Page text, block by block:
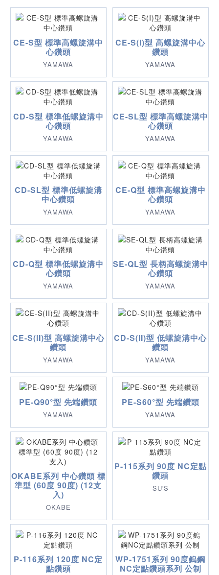
CE-S型 標準高螺旋溝中
心鑽頭
YAMAWA
CE-S(I)型 高螺旋溝中心
鑽頭
YAMAWA
CD-S型 標準低螺旋溝中
心鑽頭
YAMAWA
CE-SL型 標準高螺旋溝中
心鑽頭
YAMAWA
CD-SL型 標準低螺旋溝
中心鑽頭
YAMAWA
CE-Q型 標準高螺旋溝中
心鑽頭
YAMAWA
CD-Q型 標準低螺旋溝中
心鑽頭
YAMAWA
SE-QL型 長柄高螺旋溝中
心鑽頭
YAMAWA
CE-S(II)型 高螺旋溝中心
鑽頭
YAMAWA
CD-S(II)型 低螺旋溝中心
鑽頭
YAMAWA
PE-Q90°型 先端鑽頭
YAMAWA
PE-S60°型 先端鑽頭
YAMAWA
OKABE系列 中心鑽頭 標
準型 (60度 90度) (12支
入)
OKABE
P-115系列 90度 NC定點
鑽頭
SU'S
P-116系列 120度 NC定
點鑽頭
WP-1751系列 90度鎢鋼
NC定點鑽頭系列 公制